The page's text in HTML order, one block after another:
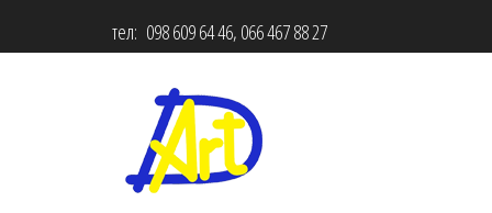
тел: 098 609 64 46, 066 467 88 27